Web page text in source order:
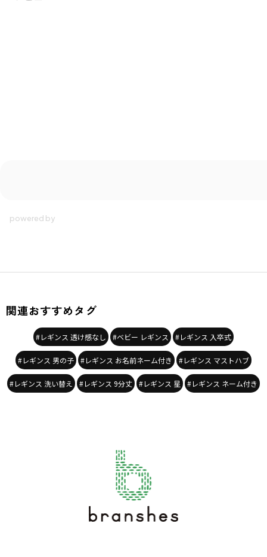
関連おすすめタグ
#レギンス 透け感なし #ベビー レギンス #レギンス 入卒式
#レギンス 男の子 #レギンス お名前ネーム付き #レギンス マストハブ
#レギンス 洗い替え #レギンス 9分丈 #レギンス 星 #レギンス ネーム付き